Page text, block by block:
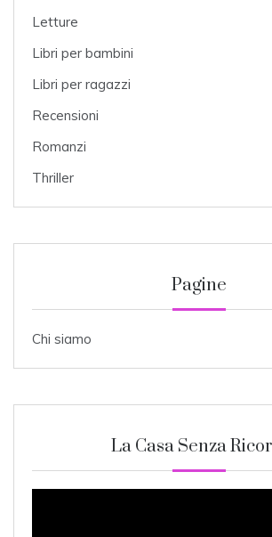
Letture
Libri per bambini
Libri per ragazzi
Recensioni
Romanzi
Thriller
Pagine
Chi siamo
La Casa Senza